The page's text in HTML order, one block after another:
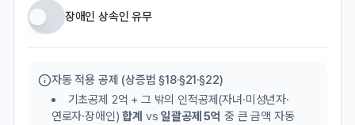
장애인 상속인 유무
자동 적용 공제 (상증법 §18·§21·§22)
기초공제 2억 + 그 밖의 인적공제(자녀·미성년자·
연로자·장애인)합계 vs일괄공제 5억 중 큰 금액 자동